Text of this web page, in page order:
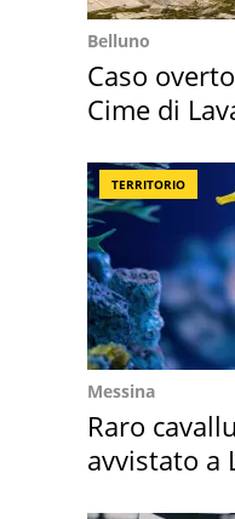
Belluno
Caso
Cime di
TERRITORIO
Messina
Raro
avvistato a